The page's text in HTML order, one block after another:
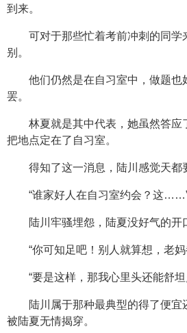
到来。
可对于那些忙着考前冲刺的同学
别。
他们仍然是在自习室中，做题也
罢。
林夏就是其中代表，她虽然答应
把地点定在了自习室。
得知了这一消息，陆川感觉天都
“谁家好人在自习室约会？这
陆川牢骚埋怨，陆夏没好气的开
“你可知足吧！别人就算想，老
“要是这样，那我心里头还能舒坦
陆川属于那种最典型的得了便宜
被陆夏无情揭穿。